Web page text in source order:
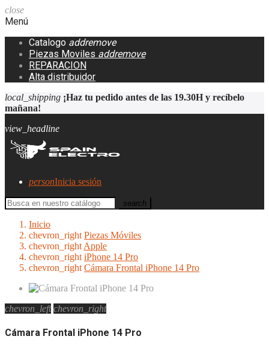
close
Menú
Catalogo addremove
Piezas Moviles addremove
REPARACION
Alta distribuidor
local_shipping ¡Haz tu pedido antes de las 19.30H y recíbelo
mañana!
view_headline
personInicia sesión
search
Inicio
chevron_right Piezas Móviles
chevron_right Apple
chevron_right iPhone 14 Pro
chevron_right Cámara Frontal iPhone 14 Pro
chevron_left chevron_right
Cámara Frontal iPhone 14 Pro